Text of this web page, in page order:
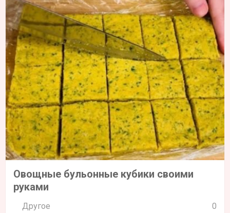
Овощные бульонные кубики своими
руками
Другое 0